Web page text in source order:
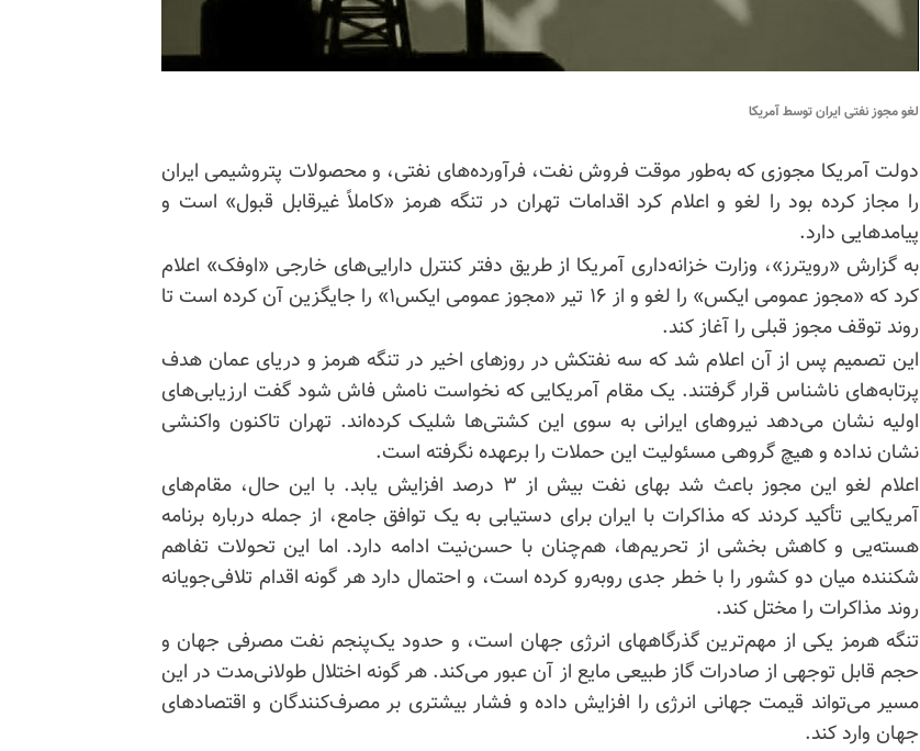
لغو مجوز نفتی ایران توسط آمریکا
دولت آمریکا مجوزی که به‌طور موقت فروش نفت، فرآورده‌های نفتی، و محصولات پتروشیمی ایران
را مجاز کرده بود را لغو و اعلام کرد اقدامات تهران در تنگه هرمز «کاملاً غیرقابل قبول» است و
پیامدهایی دارد.
به گزارش «رویترز»، وزارت خزانه‌داری آمریکا از طریق دفتر کنترل دارایی‌های خارجی «اوفک» اعلام
کرد که «مجوز عمومی ایکس» را لغو و از ۱۶ تیر «مجوز عمومی ایکس۱» را جایگزین آن کرده است تا
روند توقف مجوز قبلی را آغاز کند.
این تصمیم پس از آن اعلام شد که سه نفتکش در روزهای اخیر در تنگه هرمز و دریای عمان هدف
پرتابه‌های ناشناس قرار گرفتند. یک مقام آمریکایی که نخواست نامش فاش شود گفت ارزیابی‌های
اولیه نشان می‌دهد نیروهای ایرانی به سوی این کشتی‌ها شلیک کرده‌اند. تهران تاکنون واکنشی
نشان نداده و هیچ گروهی مسئولیت این حملات را برعهده نگرفته است.
اعلام لغو این مجوز باعث شد بهای نفت بیش از ۳ درصد افزایش یابد. با این حال، مقام‌های
آمریکایی تأکید کردند که مذاکرات با ایران برای دستیابی به یک توافق جامع، از جمله درباره برنامه
هسته‌یی و کاهش بخشی از تحریم‌ها، هم‌چنان با حسن‌نیت ادامه دارد. اما این تحولات تفاهم
شکننده میان دو کشور را با خطر جدی روبه‌رو کرده است، و احتمال دارد هر گونه اقدام تلافی‌جویانه
روند مذاکرات را مختل کند.
تنگه هرمز یکی از مهم‌ترین گذرگاههای انرژی جهان است، و حدود یک‌پنجم نفت مصرفی جهان و
حجم قابل توجهی از صادرات گاز طبیعی مایع از آن عبور می‌کند. هر گونه اختلال طولانی‌مدت در این
مسیر می‌تواند قیمت جهانی انرژی را افزایش داده و فشار بیشتری بر مصرف‌کنندگان و اقتصادهای
جهان وارد کند.